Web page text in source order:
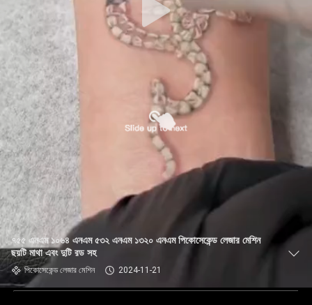
৭৫৫ এনএম ১০৬৪ এনএম ৫৩২ এনএম ১৩২০ এনএম পিকোসেকেন্ড লেজার মেশিন
ছয়টি মাথা এবং দুটি রড সহ
পিকোসেকেন্ড লেজার মেশিন 2024-11-21